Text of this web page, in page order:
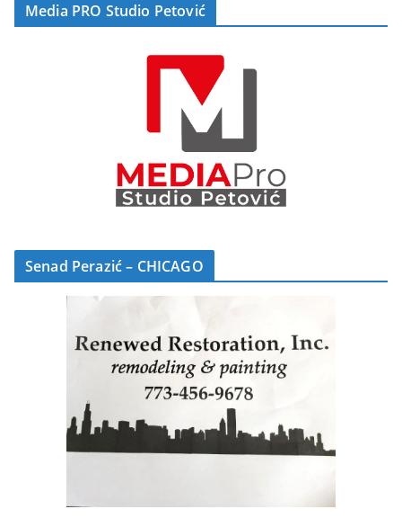
Media PRO Studio Petović
Senad Perazić – CHICAGO